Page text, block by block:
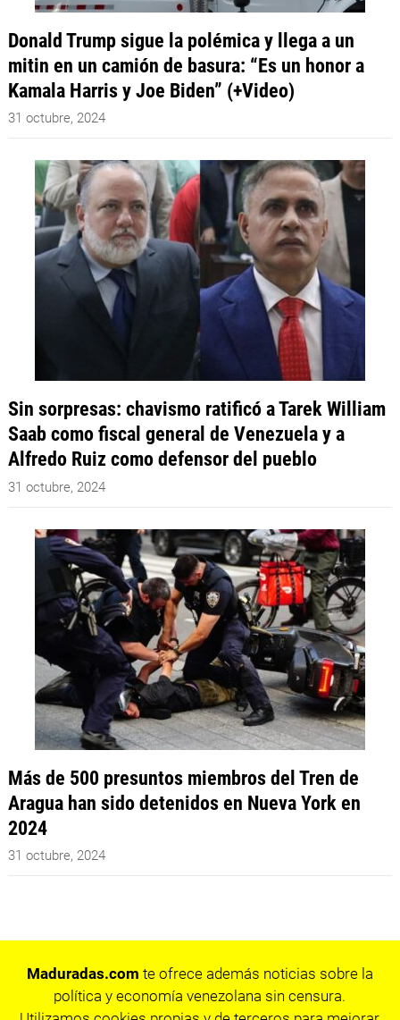
Donald Trump sigue la polémica y llega a un
mitin en un camión de basura: “Es un honor a
Kamala Harris y Joe Biden” (+Video)
31 octubre, 2024
Sin sorpresas: chavismo ratificó a Tarek William
Saab como fiscal general de Venezuela y a
Alfredo Ruiz como defensor del pueblo
31 octubre, 2024
Más de 500 presuntos miembros del Tren de
Aragua han sido detenidos en Nueva York en
2024
31 octubre, 2024
Maduradas.com te ofrece además noticias sobre la
política y economía venezolana sin censura.